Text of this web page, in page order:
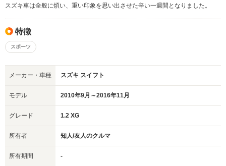
スズキ車は全般に煩い、重い印象を思い出させた辛い一週間となりました。
特徴
スポーツ
メーカー・車種 スズキ スイフト
モデル 2010年9月～2016年11月
グレード 1.2 XG
所有者 知人/友人のクルマ
所有期間 -